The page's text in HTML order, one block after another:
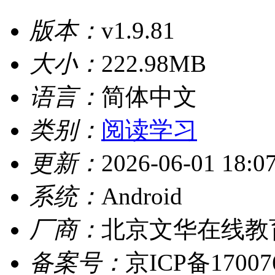
版本： v1.9.81
大小： 222.98MB
语言： 简体中文
类别： 阅读学习
更新： 2026-06-01
系统： Android
厂商： 北京文华在线
备案号： 京ICP备